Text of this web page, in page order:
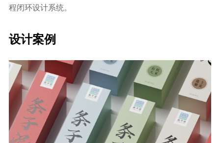
程闭环设计系统。
设计案例